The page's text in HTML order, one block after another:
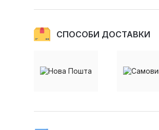
СПОСОБИ ДОСТАВКИ